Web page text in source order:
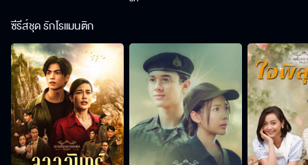
ซีรีส์ชุด รักโรแมนติก